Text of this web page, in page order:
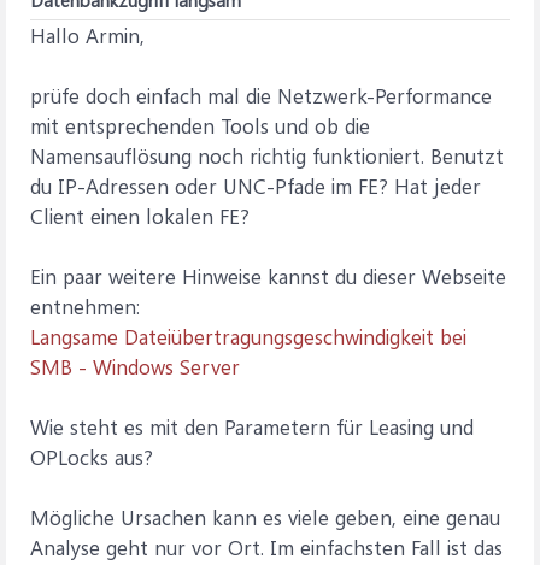
Hallo Armin,
prüfe doch einfach mal die Netzwerk-Performance
mit entsprechenden Tools und ob die
Namensauflösung noch richtig funktioniert. Benutzt
du IP-Adressen oder UNC-Pfade im FE? Hat jeder
Client einen lokalen FE?
Ein paar weitere Hinweise kannst du dieser Webseite
entnehmen:
Langsame Dateiübertragungsgeschwindigkeit bei
SMB - Windows Server
Wie steht es mit den Parametern für Leasing und
OPLocks aus?
Mögliche Ursachen kann es viele geben, eine genau
Analyse geht nur vor Ort. Im einfachsten Fall ist das